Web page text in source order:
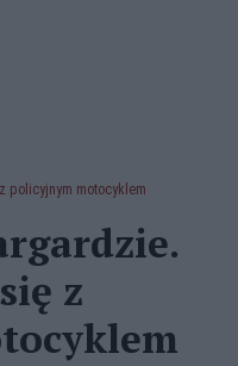
policyjnym motocyklem
z